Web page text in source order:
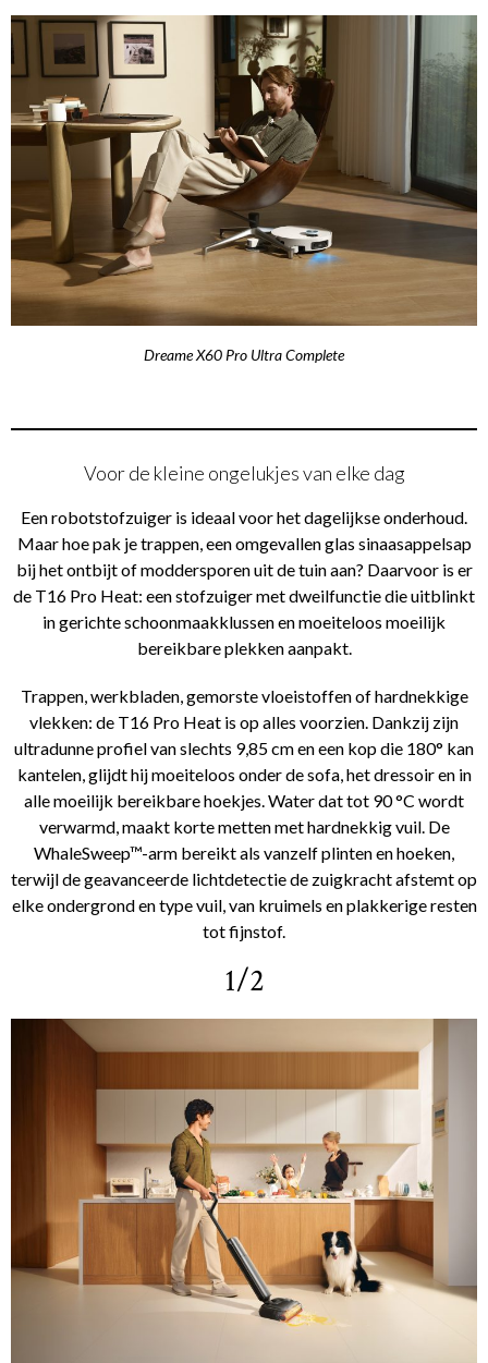
Dreame X60 Pro Ultra Complete
Voor de kleine ongelukjes van elke dag
Een robotstofzuiger is ideaal voor het dagelijkse onderhoud.
Maar hoe pak je trappen, een omgevallen glas sinaasappelsap
bij het ontbijt of moddersporen uit de tuin aan? Daarvoor is er
de T16 Pro Heat: een stofzuiger met dweilfunctie die uitblinkt
in gerichte schoonmaakklussen en moeiteloos moeilijk
bereikbare plekken aanpakt.
Trappen, werkbladen, gemorste vloeistoffen of hardnekkige
vlekken: de T16 Pro Heat is op alles voorzien. Dankzij zijn
ultradunne profiel van slechts 9,85 cm en een kop die 180° kan
kantelen, glijdt hij moeiteloos onder de sofa, het dressoir en in
alle moeilijk bereikbare hoekjes. Water dat tot 90 °C wordt
verwarmd, maakt korte metten met hardnekkig vuil. De
WhaleSweep™-arm bereikt als vanzelf plinten en hoeken,
terwijl de geavanceerde lichtdetectie de zuigkracht afstemt op
elke ondergrond en type vuil, van kruimels en plakkerige resten
tot fijnstof.
1/2